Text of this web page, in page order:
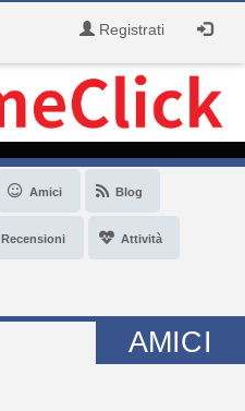
Registrati
Amici Blog
Recensioni Attività
AMICI